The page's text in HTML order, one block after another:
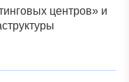
центров» и